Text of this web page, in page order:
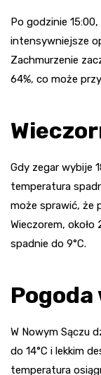
Po godzinie
intensywniejsze
Zachmurzenie
64%, co może
Gdy zegar wybije
temperatura
może sprawić, że
Wieczorem,
spadnie do 9°C.
Pogoda
W Nowym Sączu
do 14°C i lekkim
temperatura